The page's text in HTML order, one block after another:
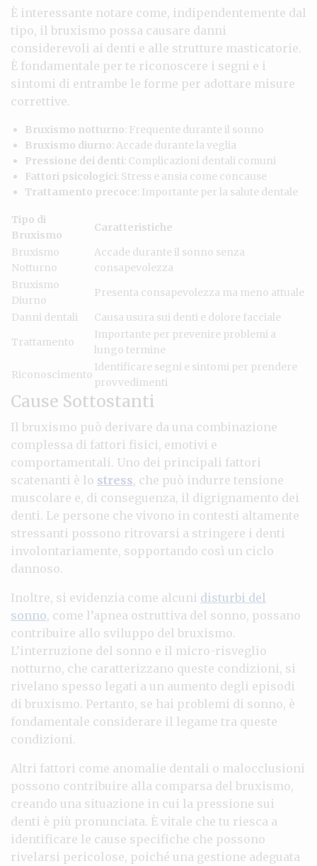
È interessante notare come, indipendentemente dal
tipo, il bruxismo possa causare danni
considerevoli ai denti e alle strutture masticatorie.
È fondamentale per te riconoscere i segni e i
sintomi di entrambe le forme per adottare misure
correttive.
Bruxismo notturno: Frequente durante il sonno
Bruxismo diurno: Accade durante la veglia
Pressione dei denti: Complicazioni dentali comuni
Fattori psicologici: Stress e ansia come concause
Trattamento precoce: Importante per la salute dentale
Tipo di
Bruxismo
Caratteristiche
Bruxismo
Notturno
Accade durante il sonno senza
consapevolezza
Bruxismo
Diurno
Presenta consapevolezza ma meno attuale
Danni dentali
Causa usura sui denti e dolore facciale
Trattamento
Importante per prevenire problemi a
lungo termine
Riconoscimento
Identificare segni e sintomi per prendere
provvedimenti
Cause Sottostanti
Il bruxismo può derivare da una combinazione
complessa di fattori fisici, emotivi e
comportamentali. Uno dei principali fattori
scatenanti è lo stress, che può indurre tensione
muscolare e, di conseguenza, il digrignamento dei
denti. Le persone che vivono in contesti altamente
stressanti possono ritrovarsi a stringere i denti
involontariamente, sopportando così un ciclo
dannoso.
Inoltre, si evidenzia come alcuni disturbi del
sonno, come l’apnea ostruttiva del sonno, possano
contribuire allo sviluppo del bruxismo.
L’interruzione del sonno e il micro-risveglio
notturno, che caratterizzano queste condizioni, si
rivelano spesso legati a un aumento degli episodi
di bruxismo. Pertanto, se hai problemi di sonno, è
fondamentale considerare il legame tra queste
condizioni.
Altri fattori come anomalie dentali o malocclusioni
possono contribuire alla comparsa del bruxismo,
creando una situazione in cui la pressione sui
denti è più pronunciata. È vitale che tu riesca a
identificare le cause specifiche che possono
rivelarsi pericolose, poiché una gestione adeguata